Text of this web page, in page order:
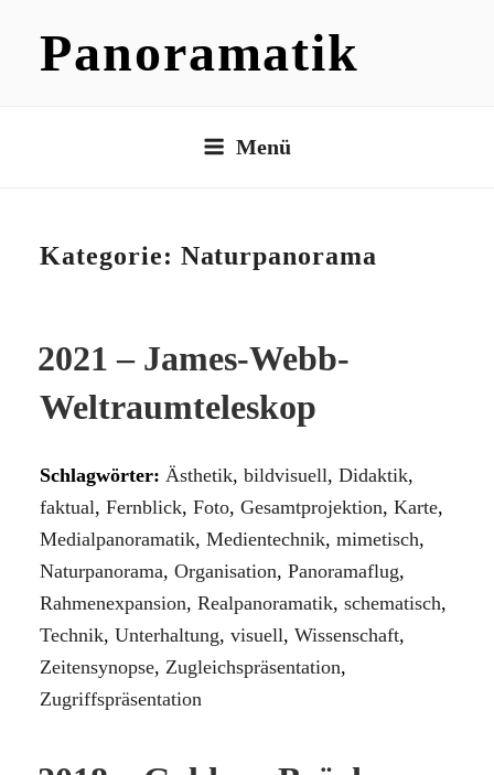
Panoramatik
Menü
Kategorie: Naturpanorama
2021 – James-Webb-
Weltraumteleskop
Schlagwörter: Ästhetik, bildvisuell, Didaktik,
faktual, Fernblick, Foto, Gesamtprojektion, Karte,
Medialpanoramatik, Medientechnik, mimetisch,
Naturpanorama, Organisation, Panoramaflug,
Rahmenexpansion, Realpanoramatik, schematisch,
Technik, Unterhaltung, visuell, Wissenschaft,
Zeitensynopse, Zugleichspräsentation,
Zugriffspräsentation